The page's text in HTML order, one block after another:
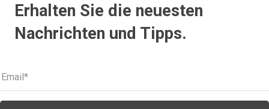
Erhalten Sie die neuesten
Nachrichten und Tipps.